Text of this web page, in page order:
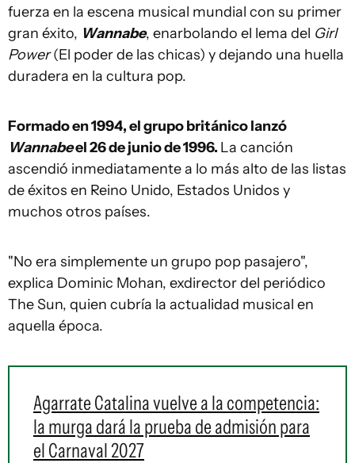
fuerza en la escena musical mundial con su primer
gran éxito, Wannabe, enarbolando el lema del Girl
Power(El poder de las chicas) y dejando una huella
duradera en la cultura pop.
Formado en 1994, el grupo británico lanzó
Wannabeel 26 de junio de 1996. La canción
ascendió inmediatamente a lo más alto de las listas
de éxitos en Reino Unido, Estados Unidos y
muchos otros países.
"No era simplemente un grupo pop pasajero",
explica Dominic Mohan, exdirector del periódico
The Sun, quien cubría la actualidad musical en
aquella época.
Agarrate Catalina vuelve a la competencia:
la murga dará la prueba de admisión para
el Carnaval 2027